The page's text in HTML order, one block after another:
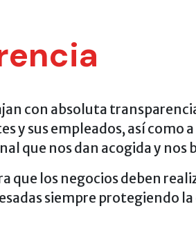
con absoluta
y sus empleados, así
que nos dan acogida y nos
que los negocios deben
siempre protegiendo